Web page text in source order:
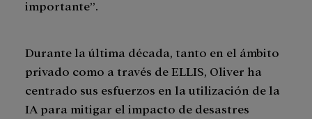
importante”.
Durante la última década, tanto en el ámbito
privado como a través de ELLIS, Oliver ha
centrado sus esfuerzos en la utilización de la
IA para mitigar el impacto de desastres